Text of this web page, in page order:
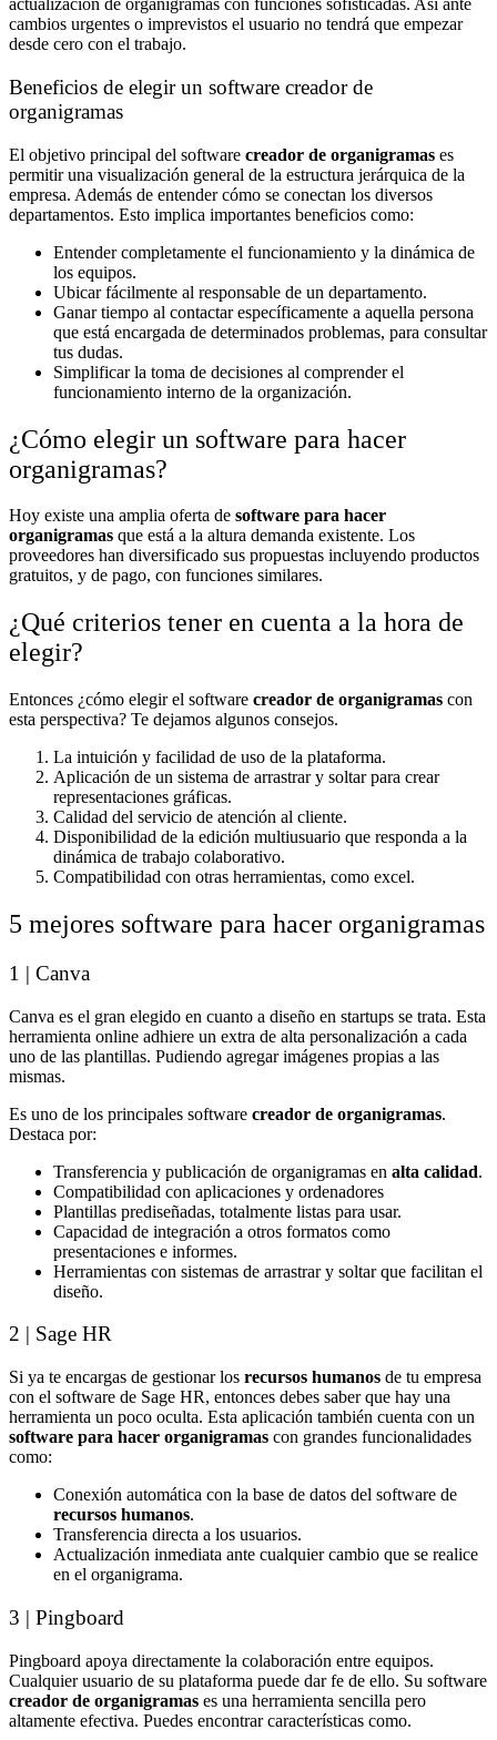
actualización de organigramas con funciones sofisticadas. Así ante
cambios urgentes o imprevistos el usuario no tendrá que empezar
desde cero con el trabajo.
Beneficios de elegir un software creador de
organigramas
El objetivo principal del software creador de organigramas es
permitir una visualización general de la estructura jerárquica de la
empresa. Además de entender cómo se conectan los diversos
departamentos. Esto implica importantes beneficios como:
Entender completamente el funcionamiento y la dinámica de
los equipos.
Ubicar fácilmente al responsable de un departamento.
Ganar tiempo al contactar específicamente a aquella persona
que está encargada de determinados problemas, para consultar
tus dudas.
Simplificar la toma de decisiones al comprender el
funcionamiento interno de la organización.
¿Cómo elegir un software para hacer
organigramas?
Hoy existe una amplia oferta de software para hacer
organigramas que está a la altura demanda existente. Los
proveedores han diversificado sus propuestas incluyendo productos
gratuitos, y de pago, con funciones similares.
¿Qué criterios tener en cuenta a la hora de
elegir?
Entonces ¿cómo elegir el software creador de organigramas con
esta perspectiva? Te dejamos algunos consejos.
La intuición y facilidad de uso de la plataforma.
Aplicación de un sistema de arrastrar y soltar para crear
representaciones gráficas.
Calidad del servicio de atención al cliente.
Disponibilidad de la edición multiusuario que responda a la
dinámica de trabajo colaborativo.
Compatibilidad con otras herramientas, como excel.
5 mejores software para hacer organigramas
1 | Canva
Canva es el gran elegido en cuanto a diseño en startups se trata. Esta
herramienta online adhiere un extra de alta personalización a cada
uno de las plantillas. Pudiendo agregar imágenes propias a las
mismas.
Es uno de los principales software creador de organigramas.
Destaca por:
Transferencia y publicación de organigramas en alta calidad.
Compatibilidad con aplicaciones y ordenadores
Plantillas prediseñadas, totalmente listas para usar.
Capacidad de integración a otros formatos como
presentaciones e informes.
Herramientas con sistemas de arrastrar y soltar que facilitan el
diseño.
2 | Sage HR
Si ya te encargas de gestionar los recursos humanos de tu empresa
con el software de Sage HR, entonces debes saber que hay una
herramienta un poco oculta. Esta aplicación también cuenta con un
software para hacer organigramas con grandes funcionalidades
como:
Conexión automática con la base de datos del software de
recursos humanos.
Transferencia directa a los usuarios.
Actualización inmediata ante cualquier cambio que se realice
en el organigrama.
3 | Pingboard
Pingboard apoya directamente la colaboración entre equipos.
Cualquier usuario de su plataforma puede dar fe de ello. Su software
creador de organigramas es una herramienta sencilla pero
altamente efectiva. Puedes encontrar características como.